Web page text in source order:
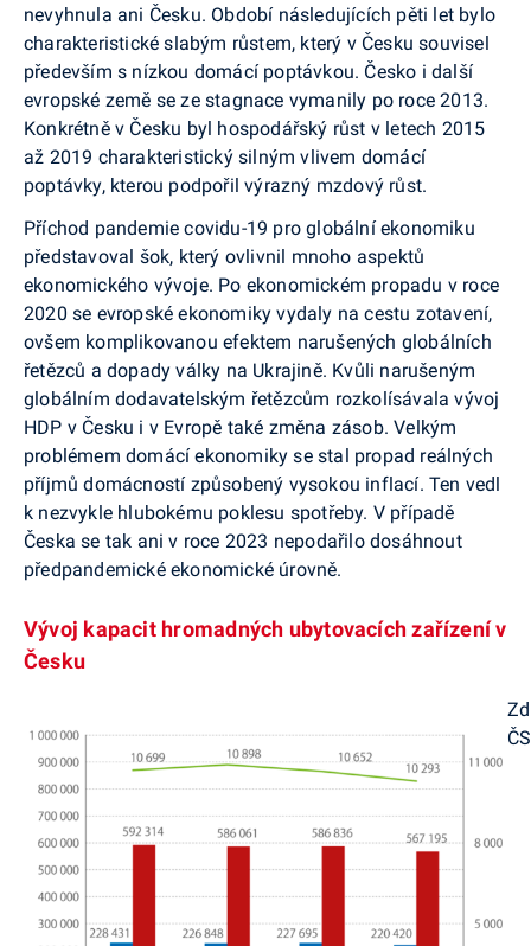
nevyhnula ani Česku. Období následujících pěti let bylo
charakteristické slabým růstem, který v Česku souvisel
především s nízkou domácí po­ptávkou. Česko i další
evropské země se ze stagnace vymanily po roce 2013.
Konkrétně v Česku byl hos­podářský růst v letech 2015
až 2019 charakteristický silným vlivem domácí
poptávky, kterou podpořil výrazný mzdový růst.
Příchod pandemie covidu-19 pro globální ekono­miku
představoval šok, který ovlivnil mnoho aspektů
ekonomického vývoje. Po ekonomickém propadu v roce
2020 se evropské ekonomiky vydaly na cestu zotavení,
ovšem komplikovanou efektem narušených globálních
řetězců a dopady války na Ukrajině. Kvůli narušeným
globálním dodavatelským řetězcům roz­kolísávala vývoj
HDP v Česku i v Evropě také změna zásob. Velkým
problémem domácí ekonomiky se stal propad reálných
příjmů domácností způsobený vyso­kou inflací. Ten vedl
k nezvykle hlubokému poklesu spotřeby. V případě
Česka se tak ani v roce 2023 nepo­dařilo dosáhnout
předpandemické ekonomické úrovně.
Vývoj kapacit hromadných ubytovacích zařízení v
Česku